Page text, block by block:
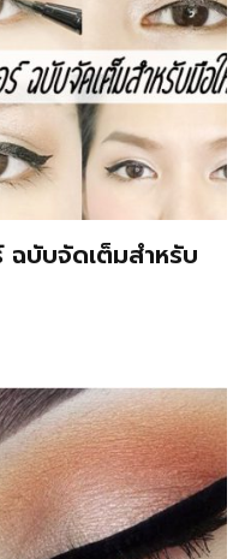
ฉบับจัดเต็มสำหรับ